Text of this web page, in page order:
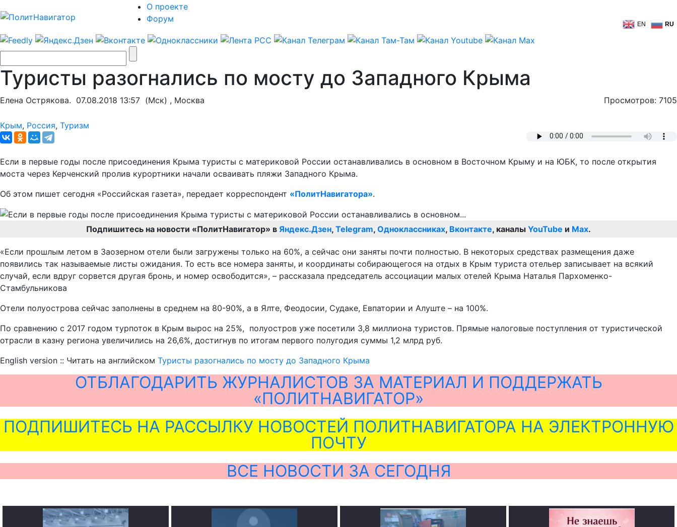
О проекте
Форум
EN RU
Туристы разогнались по мосту до Западного Крыма
Елена Острякова. 07.08.2018 13:57 (Мск) , Москва Просмотров: 7105
Крым, Россия, Туризм
Если в первые годы после присоединения Крыма туристы с материковой России останавливались в основном в Восточном Крыму и на ЮБК, то после открытия
моста через Керченский пролив курортники начали осваивать пляжи Западного Крыма.
Об этом пишет сегодня «Российская газета», передает корреспондент «ПолитНавигатора».
Подпишитесь на новости «ПолитНавигатор» в Яндекс.Дзен, Telegram, Одноклассниках, Вконтакте, каналы YouTube и Max.
«Если прошлым летом в Заозерном отели были загружены только на 60%, а сейчас они заняты почти полностью. В некоторых средствах размещения даже
появились так называемые листы ожидания. То есть все номера заняты, и координаты собирающегося на отдых в Крым туриста отельер записывает на всякий
случай, если вдруг сорвется другая бронь, и номер освободится», – рассказала председатель ассоциации малых отелей Крыма Наталья Пархоменко-
Стамбульникова
Отели полуострова сейчас заполнены в среднем на 80-90%, а в Ялте, Феодосии, Судаке, Евпатории и Алуште – на 100%.
По сравнению с 2017 годом турпоток в Крым вырос на 25%, полуостров уже посетили 3,8 миллиона туристов. Прямые налоговые поступления от туристической
отрасли в казну региона увеличились на 26,6%, достигнув по итогам первого полугодия суммы 1,2 млрд руб.
English version :: Читать на английском Туристы разогнались по мосту до Западного Крыма
ОТБЛАГОДАРИТЬ ЖУРНАЛИСТОВ ЗА МАТЕРИАЛ И ПОДДЕРЖАТЬ
«ПОЛИТНАВИГАТОР»
ПОДПИШИТЕСЬ НА РАССЫЛКУ НОВОСТЕЙ ПОЛИТНАВИГАТОРА НА ЭЛЕКТРОННУЮ
ПОЧТУ
ВСЕ НОВОСТИ ЗА СЕГОДНЯ